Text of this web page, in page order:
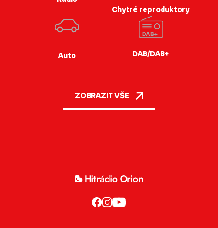
Chytré reproduktory
Auto DAB/DAB+
ZOBRAZIT VŠE